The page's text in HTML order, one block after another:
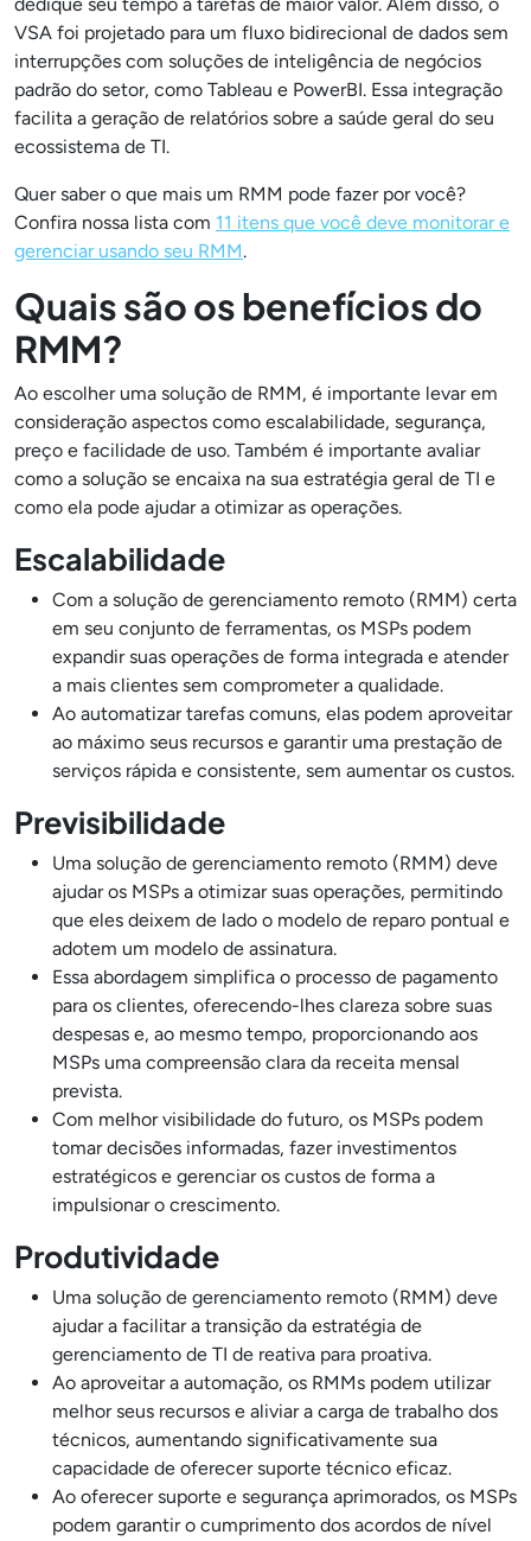
VSA foi projetado para um fluxo bidirecional de dados sem
interrupções com soluções de inteligência de negócios
padrão do setor, como Tableau e PowerBI. Essa integração
facilita a geração de relatórios sobre a saúde geral do seu
ecossistema de TI.
Quer saber o que mais um RMM pode fazer por você?
Confira nossa lista com 11 itens que você deve monitorar e
gerenciar usando seu RMM.
Quais são os benefícios do
RMM?
Ao escolher uma solução de RMM, é importante levar em
consideração aspectos como escalabilidade, segurança,
preço e facilidade de uso. Também é importante avaliar
como a solução se encaixa na sua estratégia geral de TI e
como ela pode ajudar a otimizar as operações.
Escalabilidade
Com a solução de gerenciamento remoto (RMM) certa
em seu conjunto de ferramentas, os MSPs podem
expandir suas operações de forma integrada e atender
a mais clientes sem comprometer a qualidade.
Ao automatizar tarefas comuns, elas podem aproveitar
ao máximo seus recursos e garantir uma prestação de
serviços rápida e consistente, sem aumentar os custos.
Previsibilidade
Uma solução de gerenciamento remoto (RMM) deve
ajudar os MSPs a otimizar suas operações, permitindo
que eles deixem de lado o modelo de reparo pontual e
adotem um modelo de assinatura.
Essa abordagem simplifica o processo de pagamento
para os clientes, oferecendo-lhes clareza sobre suas
despesas e, ao mesmo tempo, proporcionando aos
MSPs uma compreensão clara da receita mensal
prevista.
Com melhor visibilidade do futuro, os MSPs podem
tomar decisões informadas, fazer investimentos
estratégicos e gerenciar os custos de forma a
impulsionar o crescimento.
Produtividade
Uma solução de gerenciamento remoto (RMM) deve
ajudar a facilitar a transição da estratégia de
gerenciamento de TI de reativa para proativa.
Ao aproveitar a automação, os RMMs podem utilizar
melhor seus recursos e aliviar a carga de trabalho dos
técnicos, aumentando significativamente sua
capacidade de oferecer suporte técnico eficaz.
Ao oferecer suporte e segurança aprimorados, os MSPs
podem garantir o cumprimento dos acordos de nível